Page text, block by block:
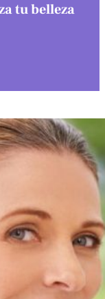
tu belleza